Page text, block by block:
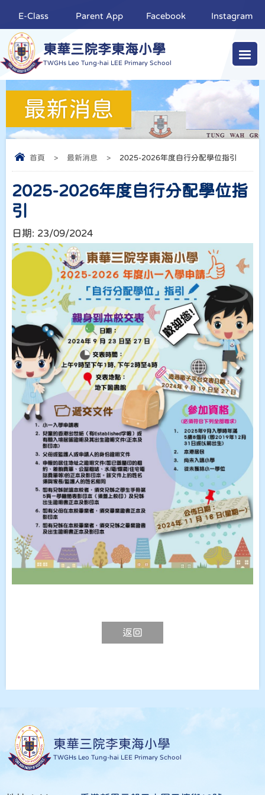
東華三院李東海小學
TWGHs Leo Tung-hai LEE Primary School
E-Class Parent App Facebook Instagram
最新消息
首頁 > 最新消息 > 2025-2026年度自行分配學位指引
2025-2026年度自行分配學位指
引
日期: 23/09/2024
返回
東華三院李東海小學
TWGHs Leo Tung-hai LEE Primary School